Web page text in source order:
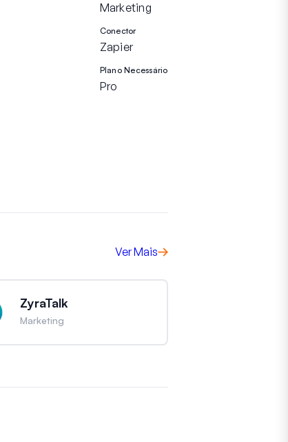
Marketing
Conector
Zapier
Plano Necessário
Pro
Ver Mais
ZyraTalk
Marketing